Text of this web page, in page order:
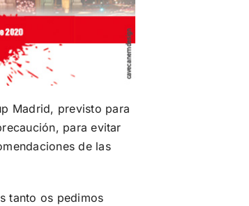
Madrid, previsto para
para evitar
de las
tanto os pedimos